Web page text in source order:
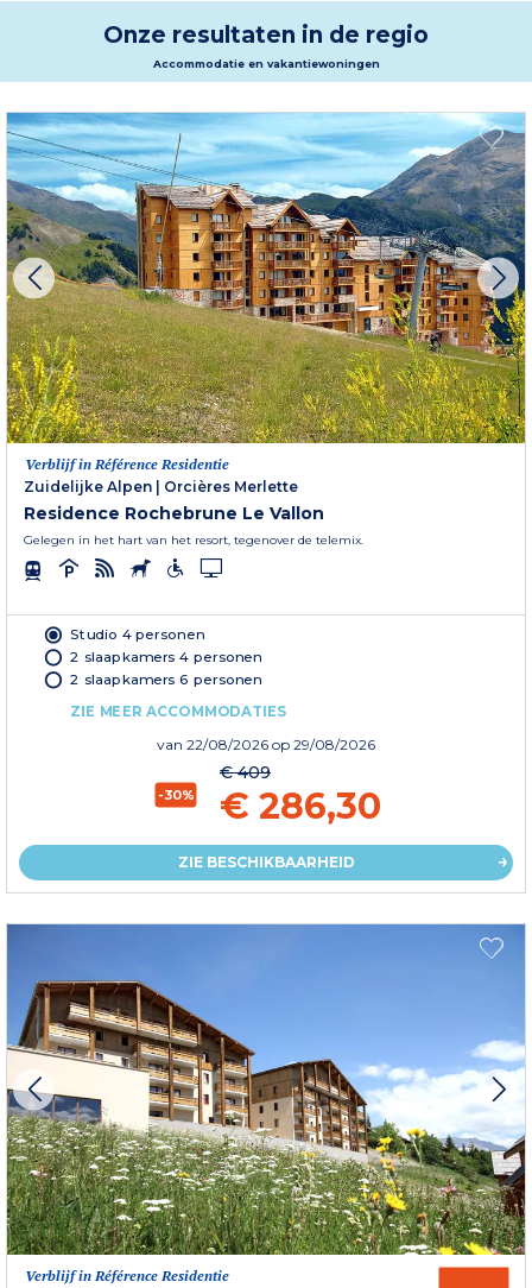
Onze resultaten in de regio
Accommodatie en vakantiewoningen
Verblijf in Référence Residentie
Zuidelijke Alpen
Orcières Merlette
Residence Rochebrune Le Vallon
Gelegen in het hart van het resort, tegenover de telemix.
Studio 4 personen
2 slaapkamers 4 personen
2 slaapkamers 6 personen
ZIE MEER ACCOMMODATIES
van 22/08/2026 op 29/08/2026
-30%
€ 409
€ 286,30
ZIE BESCHIKBAARHEID
Verblijf in Référence Residentie